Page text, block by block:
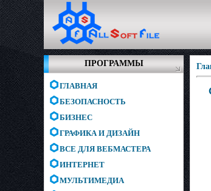
ПРОГРАММЫ
ГЛАВНАЯ
БЕЗОПАСНОСТЬ
БИЗНЕС
ГРАФИКА И ДИЗАЙН
ВСЕ ДЛЯ ВЕБМАСТЕРА
ИНТЕРНЕТ
МУЛЬТИМЕДИА